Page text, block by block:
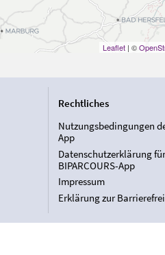
Leaflet| ©
Rechtliches
Nutzungsbedingungen
App
Datenschutzerklärung
BIPARCOURS-App
Impressum
Erklärung zur